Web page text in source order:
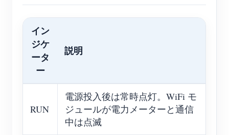
イン
ジケ
ータ
ー
説明
RUN
電源投入後は常時点灯。WiFi モ
ジュールが電力メーターと通信
中は点滅